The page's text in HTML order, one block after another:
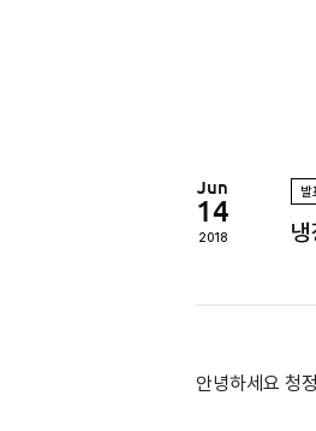
Jun
14
2018
발
안녕하세요 청